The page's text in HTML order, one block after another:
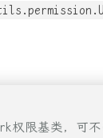
权限基类，可